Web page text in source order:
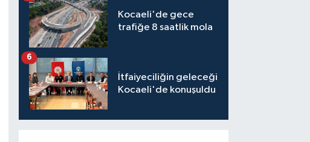
Kocaeli'de gece
trafiğe 8 saatlik mola
İtfaiyeciliğin geleceği
Kocaeli'de konuşuldu
6